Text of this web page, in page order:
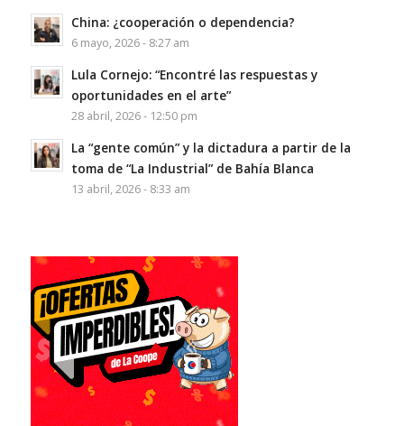
China: ¿cooperación o dependencia?
6 mayo, 2026 - 8:27 am
Lula Cornejo: “Encontré las respuestas y
oportunidades en el arte”
28 abril, 2026 - 12:50 pm
La “gente común” y la dictadura a partir de la
toma de “La Industrial” de Bahía Blanca
13 abril, 2026 - 8:33 am